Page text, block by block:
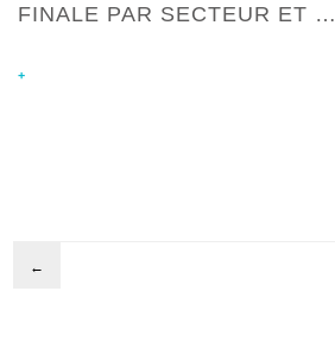
FINALE PAR SECTEUR ET …
+
←